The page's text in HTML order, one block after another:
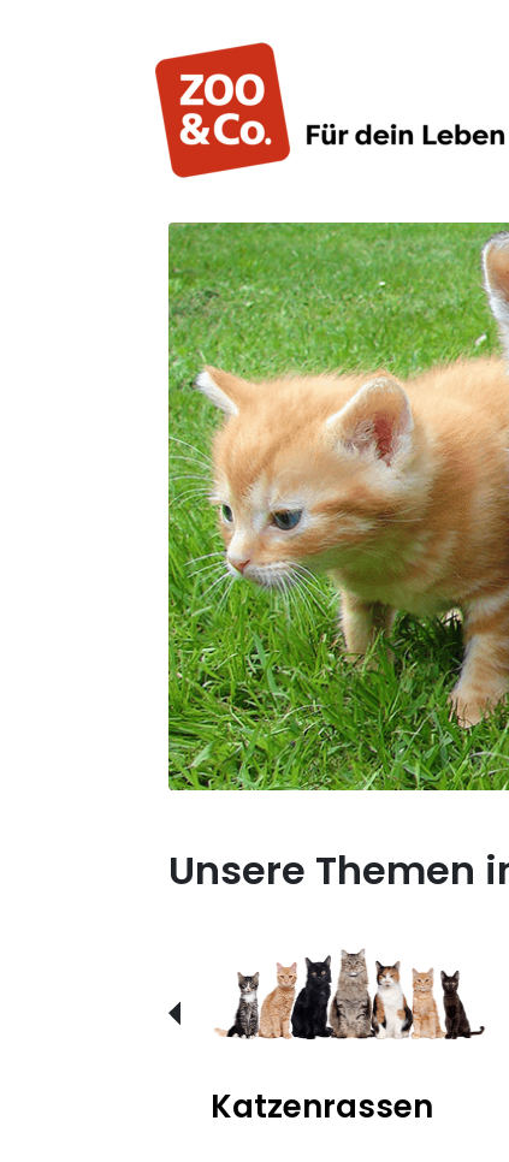
Unsere Themen
Katzenrassen